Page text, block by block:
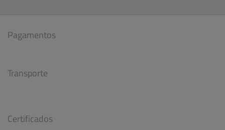
Pagamentos
Transporte
Certificados